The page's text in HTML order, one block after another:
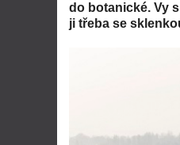
do botanické. Vy
ji třeba se